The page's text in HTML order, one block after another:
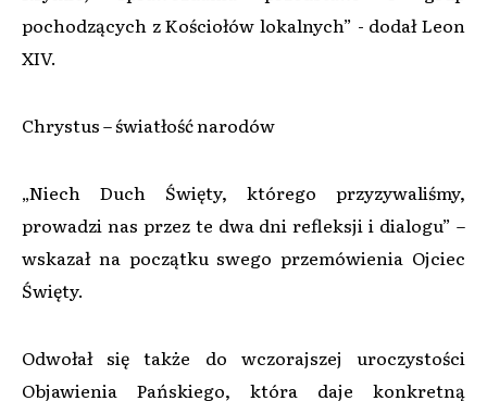
pochodzących z Kościołów lokalnych” - dodał Leon
XIV.
Chrystus – światłość narodów
„Niech Duch Święty, którego przyzywaliśmy,
prowadzi nas przez te dwa dni refleksji i dialogu” –
wskazał na początku swego przemówienia Ojciec
Święty.
Odwołał się także do wczorajszej uroczystości
Objawienia Pańskiego, która daje konkretną